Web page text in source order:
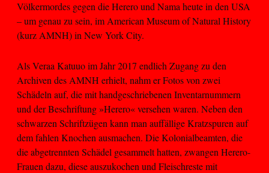
Völkermordes gegen die Herero und Nama heute in den USA
– um genau zu sein, im American Museum of Natural History
(kurz AMNH) in New York City.
Als Veraa Katuuo im Jahr 2017 endlich Zugang zu den
Archiven des AMNH erhielt, nahm er Fotos von zwei
Schädeln auf, die mit handgeschriebenen Inventarnummern
und der Beschriftung »Herero« versehen waren. Neben den
schwarzen Schriftzügen kann man auffällige Kratzspuren auf
dem fahlen Knochen ausmachen. Die Kolonialbeamten, die
die abgetrennten Schädel gesammelt hatten, zwangen Herero-
Frauen dazu, diese auszukochen und Fleischreste mit